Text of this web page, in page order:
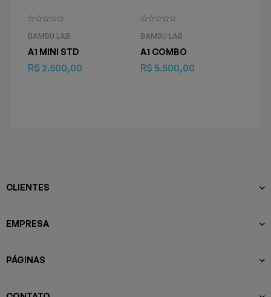
BAMBU LAB
A1 MINI STD
R$ 2.500,00
BAMBU LAB
A1 COMBO
R$ 5.500,00
CLIENTES
EMPRESA
PÁGINAS